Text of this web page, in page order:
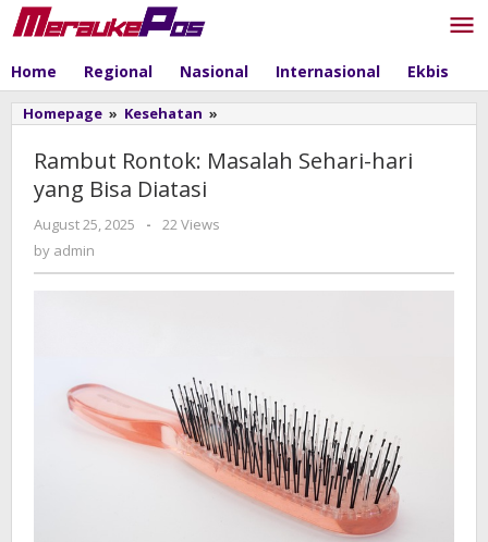
Skip
to
Home Regional Nasional Internasional Ekbis
Homepage » Kesehatan »
Masalah
Sehari-
Rambut Rontok: Masalah Sehari-hari
yang Bisa Diatasi
August 25, 2025
by
-
22 Views
by admin